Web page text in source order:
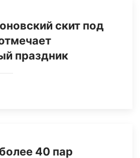
скит под
праздник
40 пар